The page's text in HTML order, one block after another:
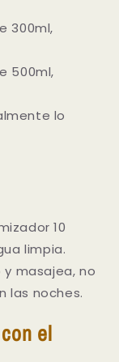
300ml,
500ml,
lo
10
limpia.
masajea, no
las noches.
el